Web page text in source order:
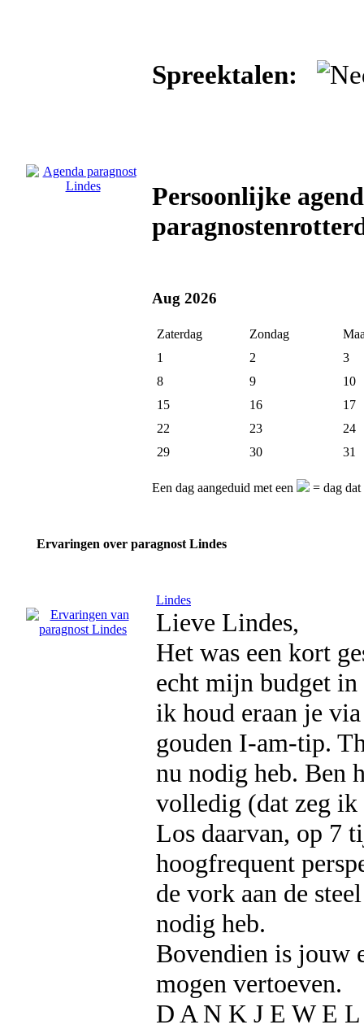
Spreektalen:
Persoonlijke
Aug 2026
Zaterdag Zondag
1
2
3
8
9
10
15
16
17
22
23
24
29
30 31
Een dag aangeduid met een = dag dat
Ervaringen over paragnost Lindes
Lindes
Lieve Lindes,
Het was een kort
echt mijn budget in
ik houd eraan je
gouden I-am-tip.
nu nodig heb. Ben
volledig (dat zeg
Los daarvan, op 7
hoogfrequent
de vork aan de
nodig heb.
Bovendien is jouw
mogen vertoeven.
D A N K J E W E